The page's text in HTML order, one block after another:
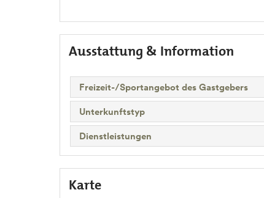
Ausstattung & Information
Freizeit-/Sportangebot des Gastgebers
Unterkunftstyp
Dienstleistungen
Karte